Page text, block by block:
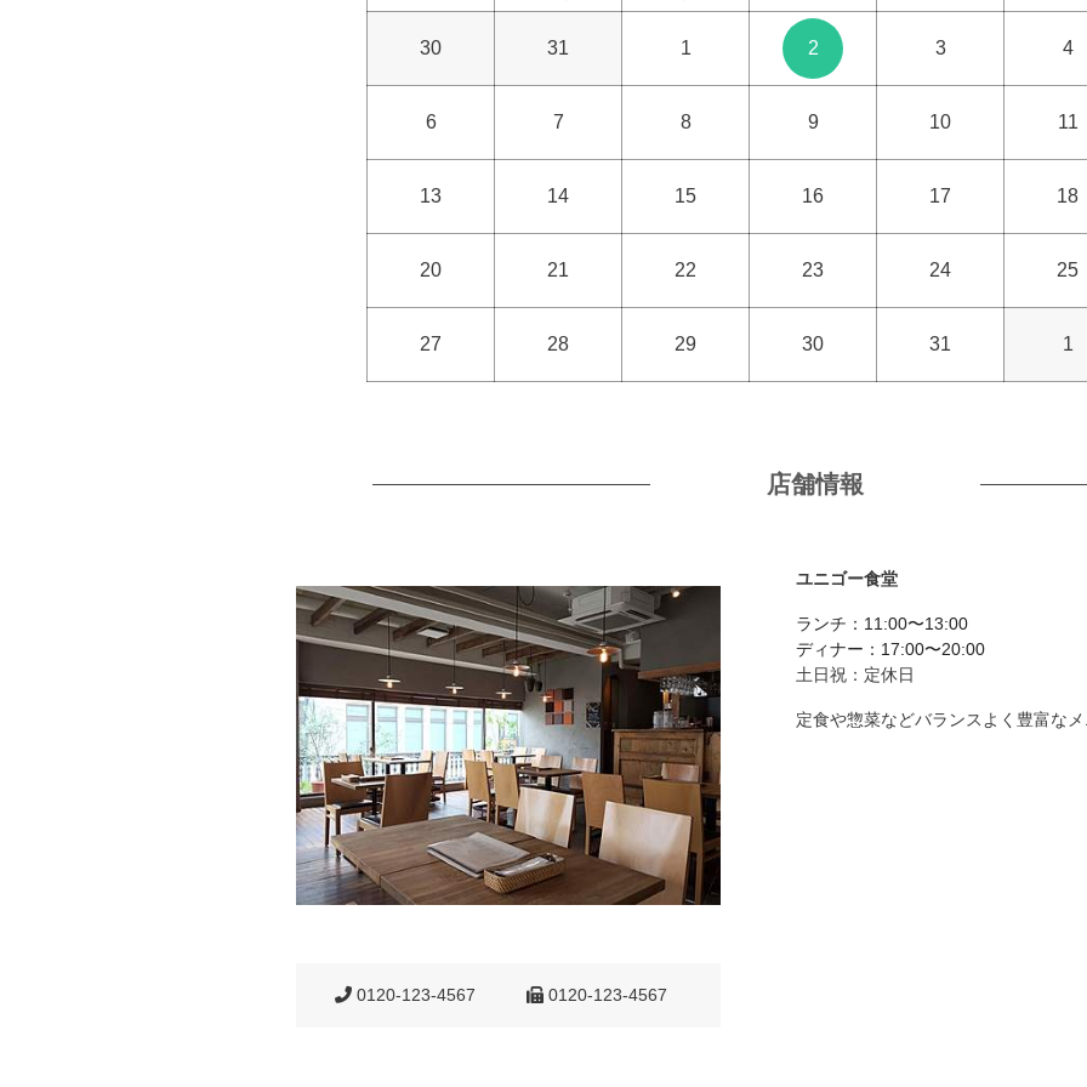
30 31 1 2 3 4
6 7 8 9 10 11
13 14 15 16 17 18
20 21 22 23 24 25
27 28 29 30 31 1
店舗情報
0120-123-4567 0120-123-4567
ユニゴー食堂
ランチ：11:00〜13:00
ディナー：17:00〜20:00
土日祝：定休日
定食や惣菜などバランスよく豊富な